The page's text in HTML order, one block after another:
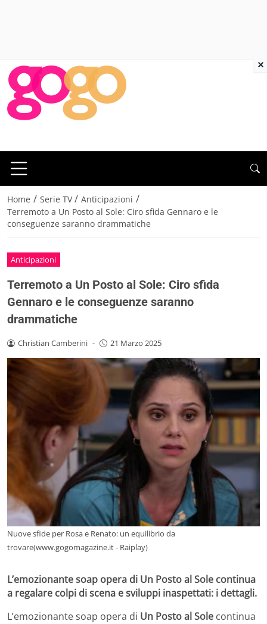
Home / Serie TV / Anticipazioni /
Terremoto a Un Posto al Sole: Ciro sfida Gennaro e le
conseguenze saranno drammatiche
Anticipazioni
Terremoto a Un Posto al Sole: Ciro sfida
Gennaro e le conseguenze saranno
drammatiche
Christian Camberini - 21 Marzo 2025
Nuove sfide per Rosa e Renato: un equilibrio da
trovare(www.gogomagazine.it - Raiplay)
L’emozionante soap opera di Un Posto al Sole continua
a regalare colpi di scena e sviluppi inaspettati: i dettagli.
L’emozionante soap opera di Un Posto al Sole continua
×